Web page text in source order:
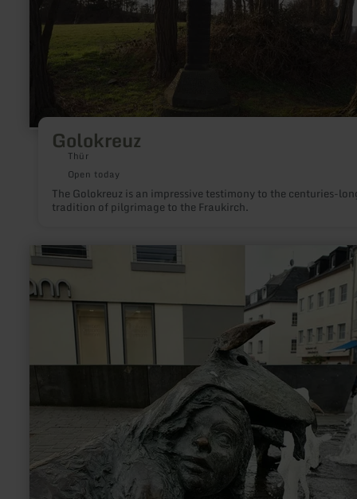
Golokreuz
Thür
Open today
The Golokreuz is an impressive testimony to the centuries-
tradition of pilgrimage to the Fraukirch.
learn
more
"De
Beberijer
Gäßestrepper"